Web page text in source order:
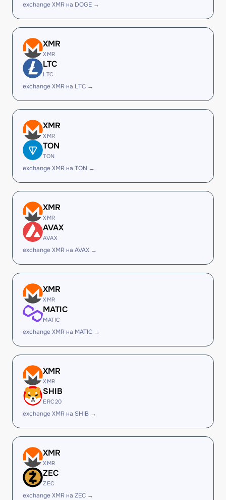
exchange XMR на DOGE →
XMR
XMR
LTC
LTC
exchange XMR на LTC →
XMR
XMR
TON
TON
exchange XMR на TON →
XMR
XMR
AVAX
AVAX
exchange XMR на AVAX →
XMR
XMR
MATIC
MATIC
exchange XMR на MATIC →
XMR
XMR
SHIB
ERC20
exchange XMR на SHIB →
XMR
XMR
ZEC
ZEC
exchange XMR на ZEC →